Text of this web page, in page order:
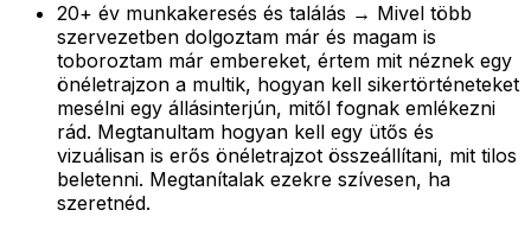
20+ év munkakeresés és találás → Mivel több
szervezetben dolgoztam már és magam is
toboroztam már embereket, értem mit néznek egy
önéletrajzon a multik, hogyan kell sikertörténeteket
mesélni egy állásinterjún, mitől fognak emlékezni
rád. Megtanultam hogyan kell egy ütős és
vizuálisan is erős önéletrajzot összeállítani, mit tilos
beletenni. Megtanítalak ezekre szívesen, ha
szeretnéd.